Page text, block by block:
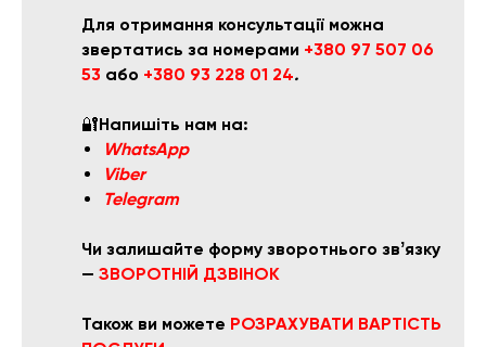
Для отримання консультації можна
звертатись за номерами +380 97 507 06
53 або +380 93 228 01 24.
🔐Напишіть нам на:
WhatsApp
Viber
Telegram
Чи залишайте форму зворотнього звʼязку
— ЗВОРОТНІЙ ДЗВІНОК
Також ви можете РОЗРАХУВАТИ ВАРТІСТЬ